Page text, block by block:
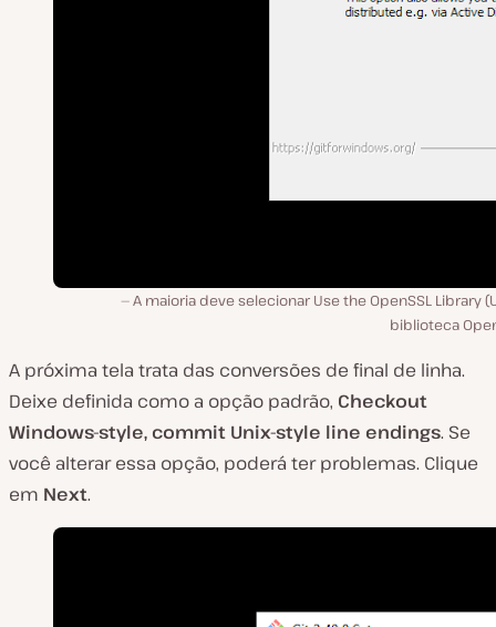
A maioria deve selecionar Use the OpenSSL Library
biblioteca
A próxima tela trata das conversões de final de linha.
Deixe definida como a opção padrão, Checkout
Windows-style, commit Unix-style line endings. Se
você alterar essa opção, poderá ter problemas. Clique
em Next.